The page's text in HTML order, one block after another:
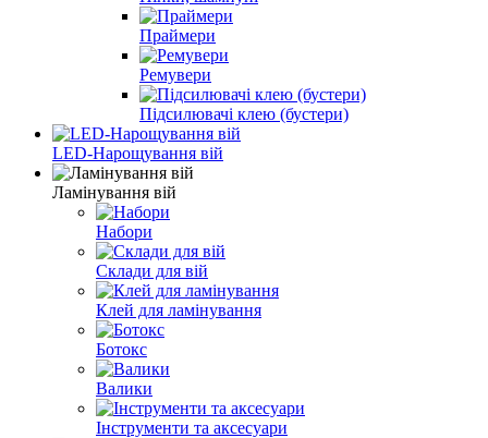
Праймери
Ремувери
Підсилювачі клею (бустери)
LED-Нарощування вій
Ламінування вій
Набори
Склади для вій
Клей для ламінування
Ботокс
Валики
Інструменти та аксесуари